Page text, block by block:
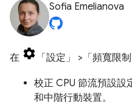
Sofia Emelianova
在 「設定」 >「頻寬限制
校正 CPU 節流預設設
和中階行動裝置。